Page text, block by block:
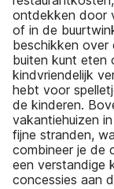
ontdekken door
of in de
beschikken over
buiten kunt eten
kindvriendelijk
hebt voor
de kinderen.
vakantiehuizen
fijne stranden,
combineer je de
een verstandige
concessies aan